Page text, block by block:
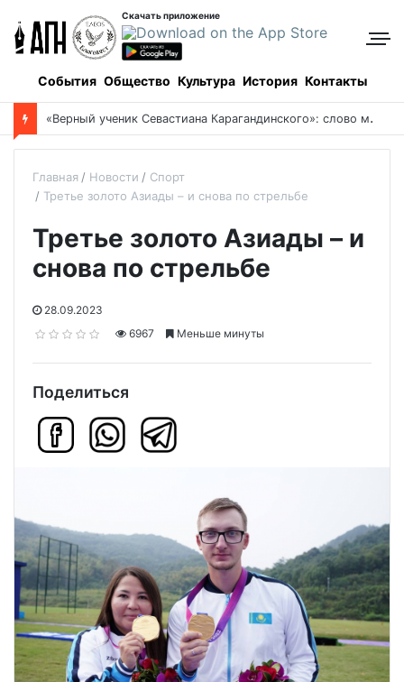
Скачать приложение
События Общество Культура История Контакты
«Верный ученик Севастиана Карагандинского»: слово митрополита Александра о почившем схиархимандрите Пахомии
Главная Новости
Спорт
Третье золото Азиады – и снова по стрельбе
Третье золото Азиады – и
снова по стрельбе
28.09.2023
6967
Меньше минуты
Поделиться